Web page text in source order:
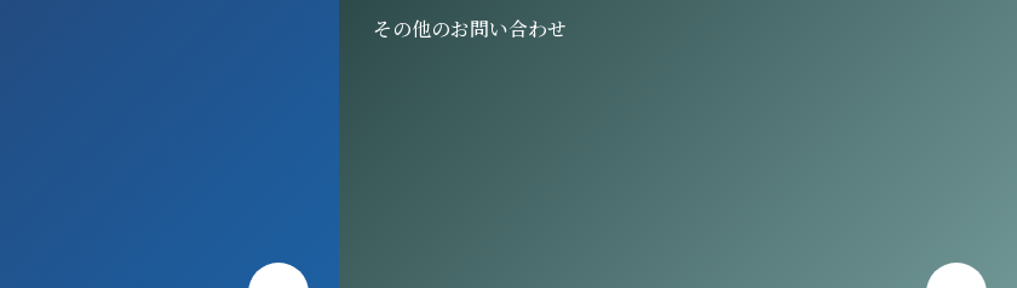
その他のお問い合わせ